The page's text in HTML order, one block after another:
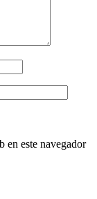
en este navegador